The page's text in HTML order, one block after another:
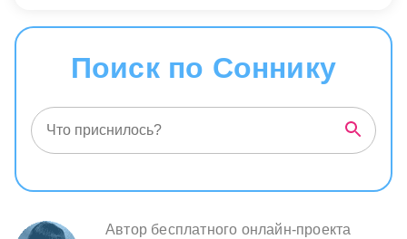
Поиск по Соннику
Автор бесплатного онлайн-проекта